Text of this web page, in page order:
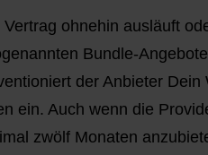
ohnehin ausläuft
Bundle-
der Anbieter Dein
ein. Auch wenn die
zwölf Monaten